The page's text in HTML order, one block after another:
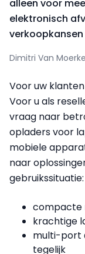
alleen voor
elektronisch
Dimitri Van
Voor uw
Voor u als
vraag naar
opladers voor
mobiele
naar
gebruikssituatie:
compacte
krachtige
multi-port
tegelijk